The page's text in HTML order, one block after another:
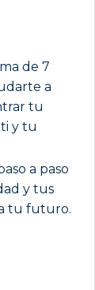
de 7
a
tu
y tu
a paso
y tus
tu futuro.